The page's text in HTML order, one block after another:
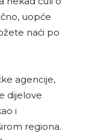
uopće
naći po
agencije,
dijelove
i
regiona.